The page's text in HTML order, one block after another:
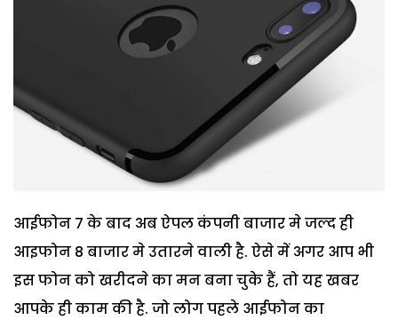
आईफोन 7 के बाद अब ऐपल कंपनी बाजार मे जल्द ही
आइफोन 8 बाजार मे उतारने वाली है. ऐसे में अगर आप भी
इस फोन को खरीदने का मन बना चुके हैं, तो यह खबर
आपके ही काम की है. जो लोग पहले आईफोन का